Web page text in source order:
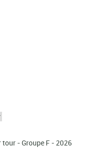
- Groupe F - 2026